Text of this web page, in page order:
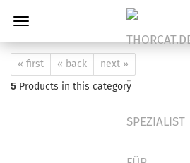
« first « back next »
5 Products in this category